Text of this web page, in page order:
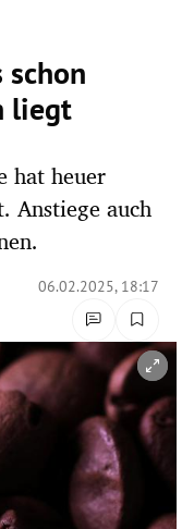
liegt
hat heuer
Anstiege auch
06.02.2025, 18:17